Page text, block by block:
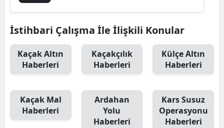
Hakkari
Hatay
Isparta
İstanbul
İzmir
İstihbari Çalışma İle İlişkili Konular
Kaçak Altın
Haberleri
Kaçakçılık
Haberleri
Külçe Altın
Haberleri
Kaçak Mal
Haberleri
Ardahan
Yolu
Haberleri
Kars Susuz
Operasyonu
Haberleri